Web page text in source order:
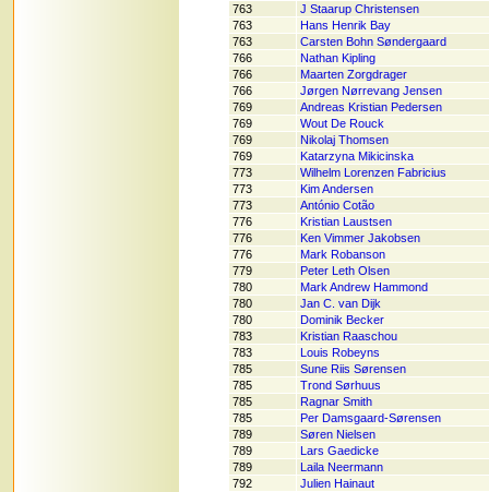
763
J Staarup Christensen
763
Hans Henrik Bay
763
Carsten Bohn Søndergaard
766
Nathan Kipling
766
Maarten Zorgdrager
766
Jørgen Nørrevang Jensen
769
Andreas Kristian Pedersen
769
Wout De Rouck
769
Nikolaj Thomsen
769
Katarzyna Mikicinska
773
Wilhelm Lorenzen Fabricius
773
Kim Andersen
773
António Cotão
776
Kristian Laustsen
776
Ken Vimmer Jakobsen
776
Mark Robanson
779
Peter Leth Olsen
780
Mark Andrew Hammond
780
Jan C. van Dijk
780
Dominik Becker
783
Kristian Raaschou
783
Louis Robeyns
785
Sune Riis Sørensen
785
Trond Sørhuus
785
Ragnar Smith
785
Per Damsgaard-Sørensen
789
Søren Nielsen
789
Lars Gaedicke
789
Laila Neermann
792
Julien Hainaut